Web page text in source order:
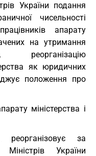
України подання
чисельності
апарату
на утримання
реорганізацію
як юридичних
положення про
міністерства і
реорганізовує за
України